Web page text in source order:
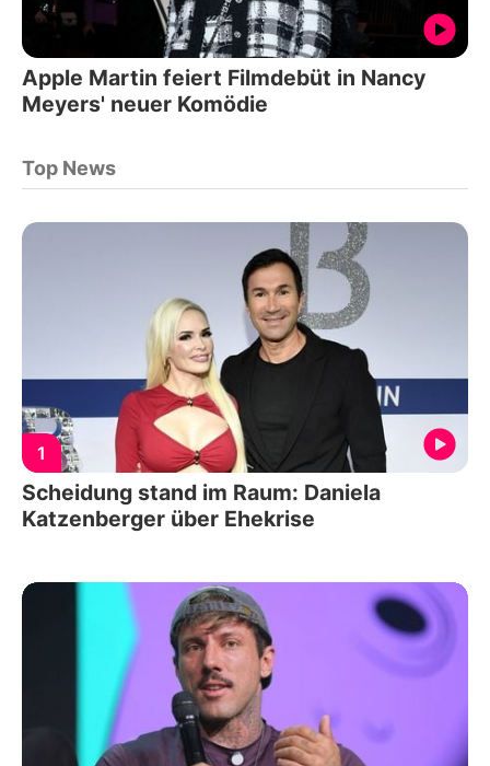
Apple Martin feiert Filmdebüt in Nancy
Meyers' neuer Komödie
Top News
1
Scheidung stand im Raum: Daniela
Katzenberger über Ehekrise